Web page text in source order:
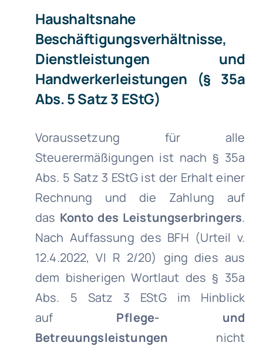
Haushaltsnahe
Beschäftigungsverhältnisse,
Dienstleistungen und
Handwerkerleistungen (§ 35a
Abs. 5 Satz 3 EStG)
Voraussetzung für alle
Steuerermäßigungen ist nach § 35a
Abs. 5 Satz 3 EStG ist der Erhalt einer
Rechnung und die Zahlung auf
das Konto des Leistungserbringers.
Nach Auffassung des BFH (Urteil v.
12.4.2022, VI R 2/20) ging dies aus
dem bisherigen Wortlaut des § 35a
Abs. 5 Satz 3 EStG im Hinblick
auf Pflege- und
Betreuungsleistungen nicht